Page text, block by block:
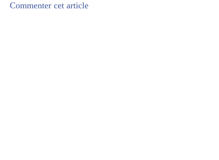
Commenter cet article